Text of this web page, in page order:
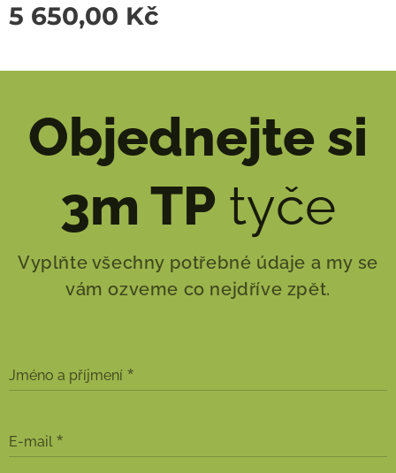
5 650,00 Kč
Objednejte si
3m TP tyče
Vyplňte všechny potřebné údaje a my se
vám ozveme co nejdříve zpět.
Jméno a příjmení
E-mail